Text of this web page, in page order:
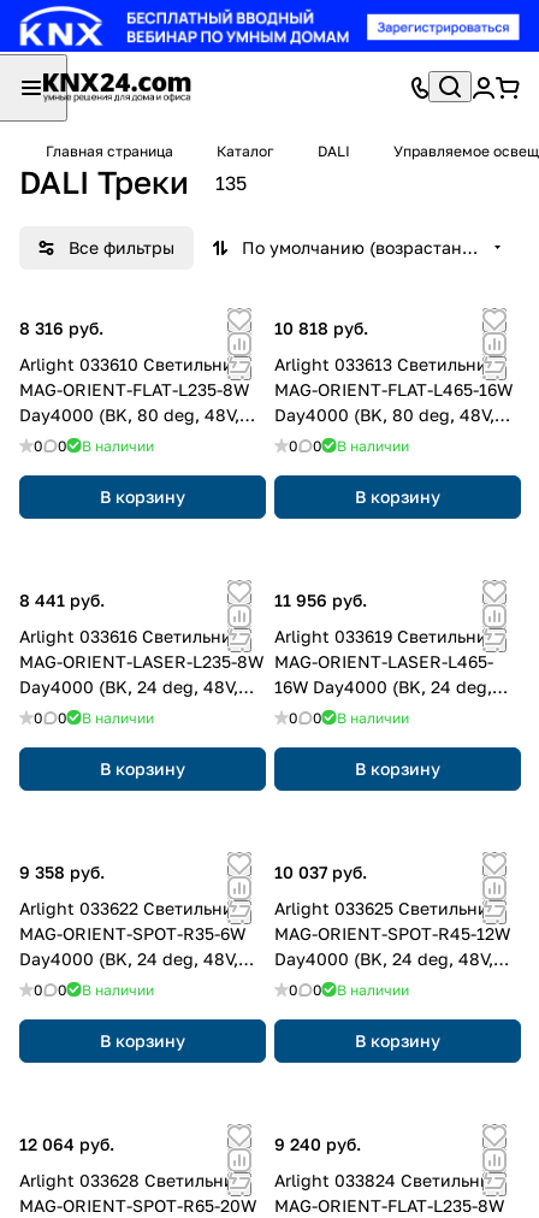
Главная страница Каталог DALI Управляемое
DALI Треки 135
Все фильтры По умолчанию (возрастание)
8 316 руб.
Arlight 033610 Светильник
MAG-ORIENT-FLAT-L235-8W
Day4000 (BK, 80 deg, 48V,
DALI) (Arlight, IP20 Металл, 3
0 0 В наличии
В корзину
10 818 руб.
Arlight 033613 Светильник
MAG-ORIENT-FLAT-L465-16W
Day4000 (BK, 80 deg, 48V,
DALI) (Arlight, IP20 Металл, 3
0 0 В наличии
В корзину
8 441 руб.
Arlight 033616 Светильник
MAG-ORIENT-LASER-L235-8W
Day4000 (BK, 24 deg, 48V,
DALI) (Arlight, IP20 Металл, 3
0 0 В наличии
В корзину
11 956 руб.
Arlight 033619 Светильник
MAG-ORIENT-LASER-L465-
16W Day4000 (BK, 24 deg,
48V, DALI) (Arlight, IP20
0 0 В наличии
В корзину
9 358 руб.
Arlight 033622 Светильник
MAG-ORIENT-SPOT-R35-6W
Day4000 (BK, 24 deg, 48V,
DALI) (Arlight, IP20 Металл, 3
0 0 В наличии
В корзину
10 037 руб.
Arlight 033625 Светильник
MAG-ORIENT-SPOT-R45-12W
Day4000 (BK, 24 deg, 48V,
DALI) (Arlight, IP20 Металл, 3
0 0 В наличии
В корзину
12 064 руб.
Arlight 033628 Светильник
MAG-ORIENT-SPOT-R65-20W
9 240 руб.
Arlight 033824 Светильник
MAG-ORIENT-FLAT-L235-8W